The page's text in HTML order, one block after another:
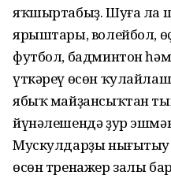
яҡшыртабыҙ. Шуға ла
ярыштары, волейбол,
футбол, бадминтон
үткәреү өсөн
ябыҡ майҙансыҡтан
йүнәлешендә ҙур
Мускулдарҙы нығытыу
өсөн тренажер залы